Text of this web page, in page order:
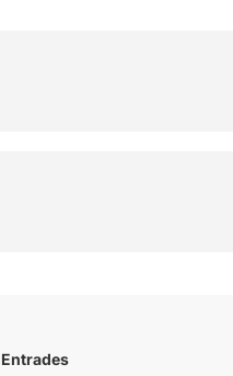
Entrades